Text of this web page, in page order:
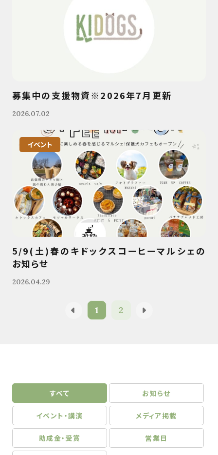
募集中の支援物資※2026年7月更新
2026.07.02
イベント
5/9(土)春のキドックスコーヒーマルシェの
お知らせ
2026.04.29
1 2
すべて お知らせ
イベント・講演 メディア掲載
助成金・受賞 営業日